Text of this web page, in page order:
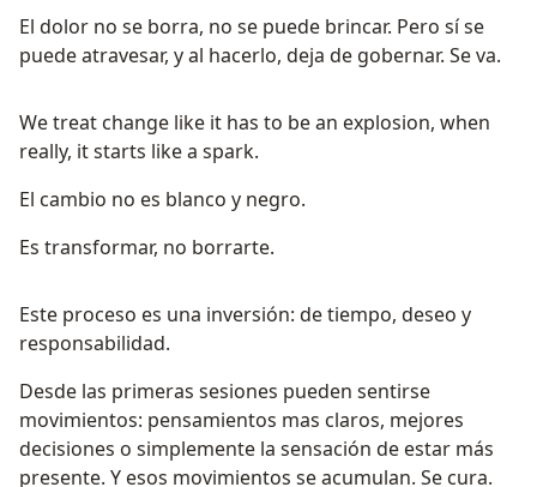
El dolor no se borra, no se puede brincar. Pero sí se
puede atravesar, y al hacerlo, deja de gobernar. Se va.
We treat change like it has to be an explosion, when
really, it starts like a spark.
El cambio no es blanco y negro.
Es transformar, no borrarte.
Este proceso es una inversión: de tiempo, deseo y
responsabilidad.
Desde las primeras sesiones pueden sentirse
movimientos: pensamientos mas claros, mejores
decisiones o simplemente la sensación de estar más
presente. Y esos movimientos se acumulan. Se cura.